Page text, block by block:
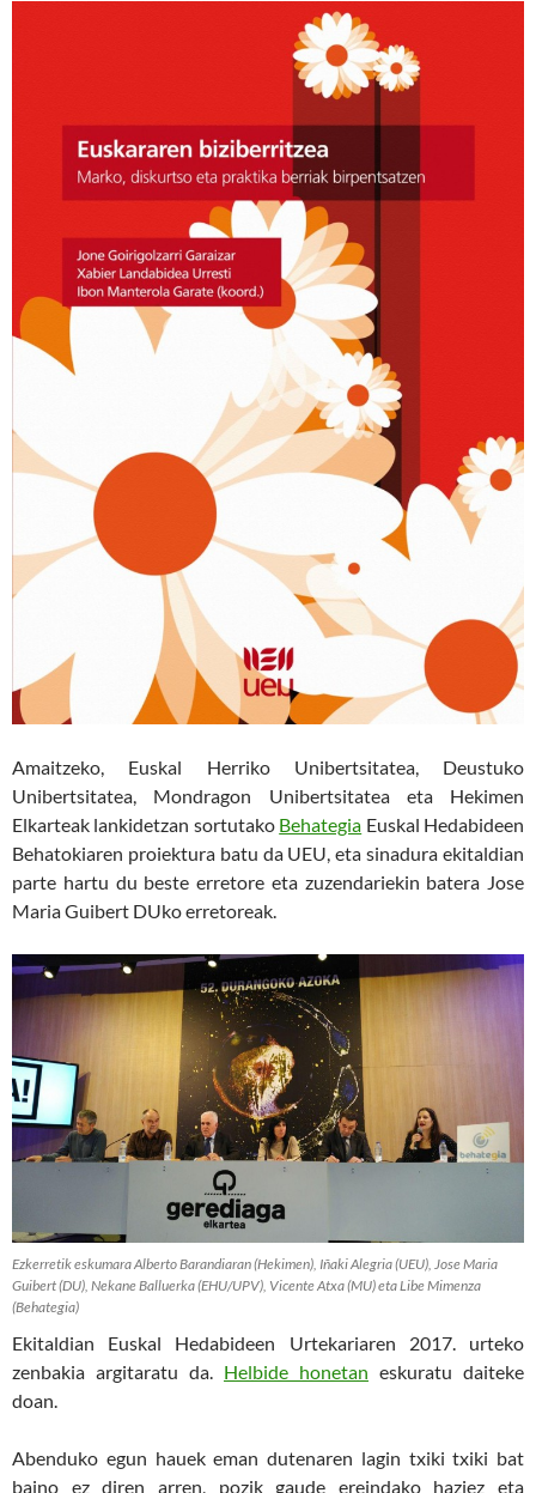
Amaitzeko, Euskal Herriko Unibertsitatea, Deustuko
Unibertsitatea, Mondragon Unibertsitatea eta Hekimen
Elkarteak lankidetzan sortutako Behategia Euskal Hedabideen
Behatokiaren proiektura batu da UEU, eta sinadura ekitaldian
parte hartu du beste erretore eta zuzendariekin batera Jose
Maria Guibert DUko erretoreak.
Ezkerretik eskumara Alberto Barandiaran (Hekimen), Iñaki Alegria (UEU), Jose Maria
Guibert (DU), Nekane Balluerka (EHU/UPV), Vicente Atxa (MU) eta Libe Mimenza
(Behategia)
Ekitaldian Euskal Hedabideen Urtekariaren 2017. urteko
zenbakia argitaratu da. Helbide honetan eskuratu daiteke
doan.
Abenduko egun hauek eman dutenaren lagin txiki txiki bat
baino ez diren arren, pozik gaude ereindako haziez eta